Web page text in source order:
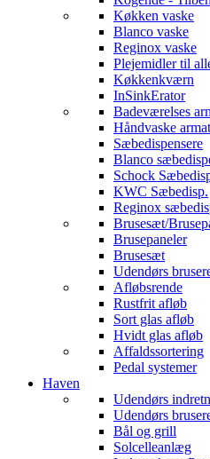
Køkken vaske
Blanco vaske
Reginox vaske
Plejemidler til
Køkkenkværn
InSinkErator
Badeværelses
Håndvaske
Sæbedispensere
Blanco
Schock
KWC Sæbedisp.
Reginox
Brusesæt/
Brusepaneler
Brusesæt
Udendørs
Afløbsrende
Rustfrit afløb
Sort glas afløb
Hvidt glas afløb
Affaldssortering
Pedal systemer
Haven
Udendørs
Udendørs
Bål og grill
Solcelleanlæg